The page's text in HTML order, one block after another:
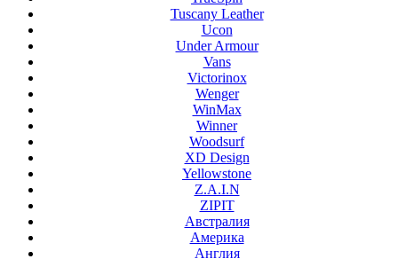
Tuscany Leather
Ucon
Under Armour
Vans
Victorinox
Wenger
WinMax
Winner
Woodsurf
XD Design
Yellowstone
Z.A.I.N
ZIPIT
Австралия
Америка
Англия